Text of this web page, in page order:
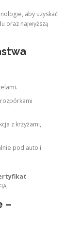
aby uzyskać
oraz najwyższą
z krzyżami,
pod auto i
.
–